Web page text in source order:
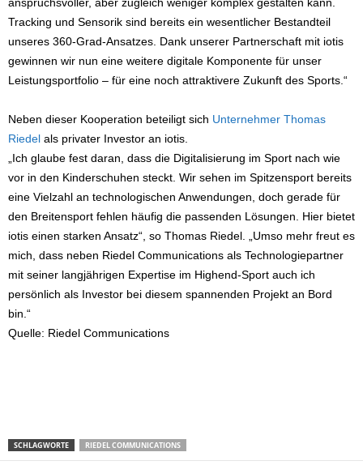
Tracking und Sensorik sind bereits ein wesentlicher Bestandteil
unseres 360-Grad-Ansatzes. Dank unserer Partnerschaft mit iotis
gewinnen wir nun eine weitere digitale Komponente für unser
Leistungsportfolio – für eine noch attraktivere Zukunft des Sports.“
Neben dieser Kooperation beteiligt sich Unternehmer Thomas
Riedel als privater Investor an iotis.
„Ich glaube fest daran, dass die Digitalisierung im Sport nach wie
vor in den Kinderschuhen steckt. Wir sehen im Spitzensport bereits
eine Vielzahl an technologischen Anwendungen, doch gerade für
den Breitensport fehlen häufig die passenden Lösungen. Hier bietet
iotis einen starken Ansatz“, so Thomas Riedel. „Umso mehr freut es
mich, dass neben Riedel Communications als Technologiepartner
mit seiner langjährigen Expertise im Highend-Sport auch ich
persönlich als Investor bei diesem spannenden Projekt an Bord
bin.“
Quelle: Riedel Communications
SCHLAGWORTE RIEDEL COMMUNICATIONS